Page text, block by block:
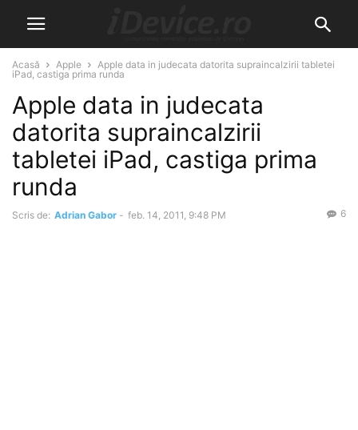
Acasă Apple
Apple data in judecata datorita supraincalzirii tabletei
iPad, castiga prima runda
Apple data in judecata
datorita supraincalzirii
tabletei iPad, castiga prima
runda
Scris de: Adrian Gabor - feb. 14, 2011, 9:48 PM 6